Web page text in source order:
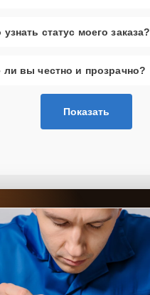
статус моего заказа?
ли вы честно и прозрачно?
Показать